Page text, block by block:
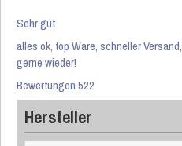
Sehr gut
alles ok, top Ware, schneller Versand,
gerne wieder!
Bewertungen 522
Hersteller